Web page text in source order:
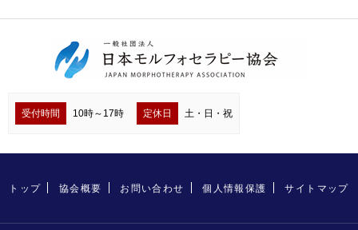
受付時間 10時～17時 定休日 土・日・祝
トップ 協会概要 お問い合わせ 個人情報保護 サイトマップ